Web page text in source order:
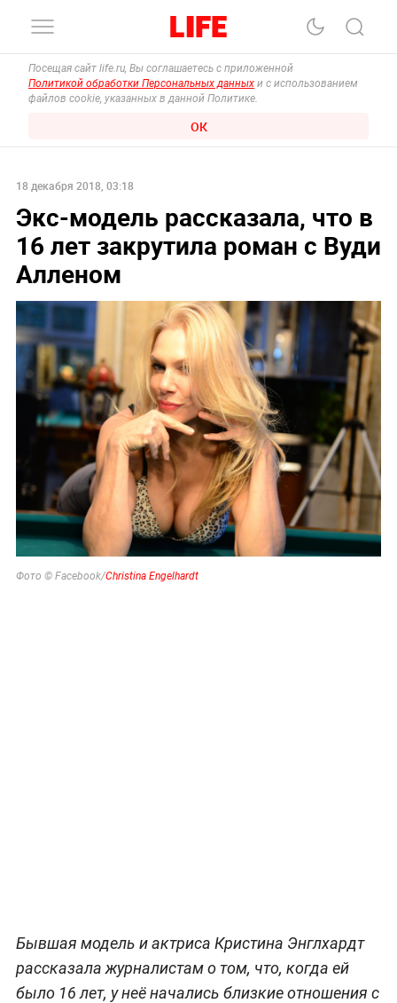
Посещая сайт life.ru, Вы соглашаетесь с приложенной
Политикой обработки Персональных данных и с использованием
файлов cookie, указанных в данной Политике.
ОК
18 декабря 2018, 03:18
Экс-модель рассказала, что в
16 лет закрутила роман с Вуди
Алленом
Фото © Facebook/Christina Engelhardt
Бывшая модель и актриса Кристина Энглхардт
рассказала журналистам о том, что, когда ей
было 16 лет, у неё начались близкие отношения с